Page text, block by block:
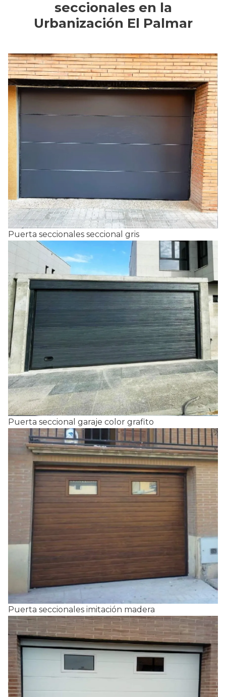
seccionales en la
Urbanización El Palmar
Puerta seccionales seccional gris
Puerta seccional garaje color grafito
Puerta seccionales imitación madera